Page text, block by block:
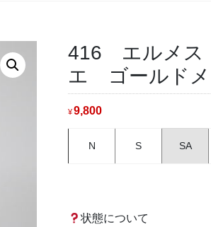
416 エルメ
エ ゴールドメ
¥ 9,800
N S SA
状態について